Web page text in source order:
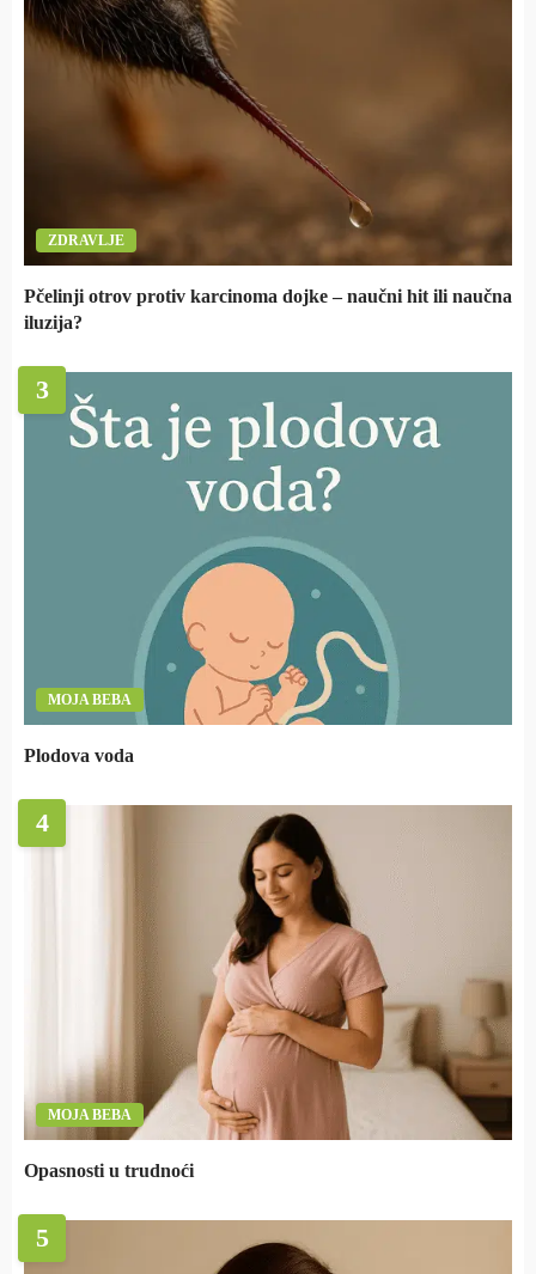
ZDRAVLJE
Pčelinji otrov protiv karcinoma dojke – naučni hit ili naučna
iluzija?
3
MOJA BEBA
Plodova voda
4
MOJA BEBA
Opasnosti u trudnoći
5